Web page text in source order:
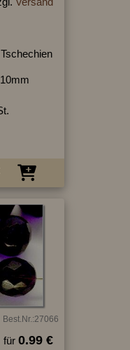
Best.Nr.:27066
für 0.99 €